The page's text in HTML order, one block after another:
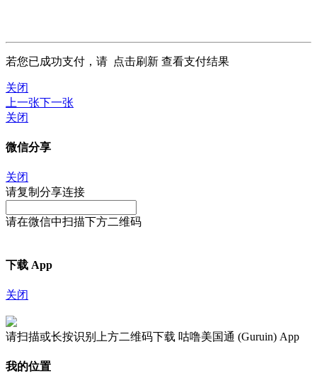
若您已成功支付，请 点击刷新 查看支付结果
关闭
上一张下一张
关闭
微信分享
关闭
请复制分享连接
请在微信中扫描下方二维码
下载 App
关闭
请扫描或长按识别上方二维码下载 咕噜美国通 (Guruin) App
我的位置